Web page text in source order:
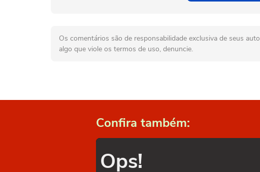
Os comentários são de responsabilidade exclusiva de seus
algo que viole os termos de uso, denuncie.
Confira também:
Ops!